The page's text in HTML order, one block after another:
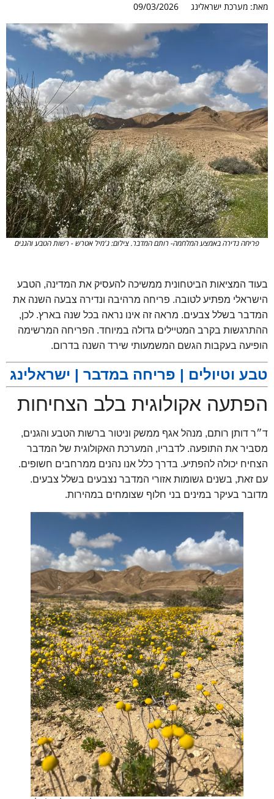
מאת: מערכת ישראלינג 09/03/2026
פריחה נדירה באמצע המלחמה- רותם המדבר. צילום: ג'מיל אטרש - רשות הטבע והגנים
בעוד המציאות הביטחונית ממשיכה להעסיק את המדינה, הטבע
הישראלי מפתיע לטובה. פריחה מרהיבה ונדירה צבעה השנה את
המדבר בשלל צבעים. מראה זה אינו נראה בכל שנה בארץ. לכן,
ההתרגשות בקרב המטיילים גדולה במיוחד. הפריחה המרשימה
הופיעה בעקבות הגשם המשמעותי שירד השנה בדרום.
טבע וטיולים | פריחה במדבר | ישראלינג
הפתעה אקולוגית בלב הצחיחות
ד״ר דותן רותם, מנהל אגף ממשק וניטור ברשות הטבע והגנים,
מסביר את התופעה. לדבריו, המערכת האקולוגית של המדבר
הצחיח יכולה להפתיע. בדרך כלל אנו נהנים ממרחבים חשופים.
עם זאת, בשנים גשומות אזורי המדבר נצבעים בשלל צבעים.
מדובר בעיקר במינים בני חלוף שצומחים במהירות.